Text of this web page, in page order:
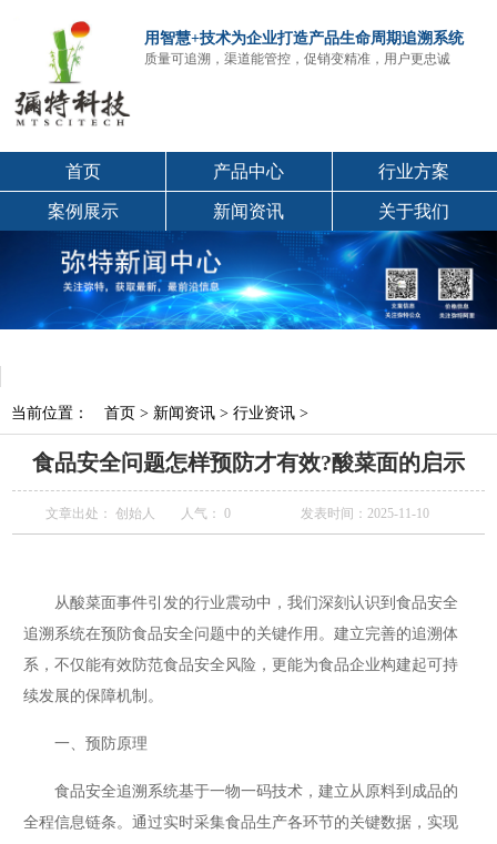
用智慧+技术为企业打造产品生命周期追溯系统
质量可追溯，渠道能管控，促销变精准，用户更忠诚
首页 产品中心 行业方案
案例展示 新闻资讯 关于我们
当前位置： 首页 > 新闻资讯 > 行业资讯 >
食品安全问题怎样预防才有效?酸菜面的启示
文章出处： 创始人 人气： 0 发表时间：2025-11-10
从酸菜面事件引发的行业震动中，我们深刻认识到食品安全
追溯系统在预防食品安全问题中的关键作用。建立完善的追溯体
系，不仅能有效防范食品安全风险，更能为食品企业构建起可持
续发展的保障机制。
一、预防原理
食品安全追溯系统基于一物一码技术，建立从原料到成品的
全程信息链条。通过实时采集食品生产各环节的关键数据，实现